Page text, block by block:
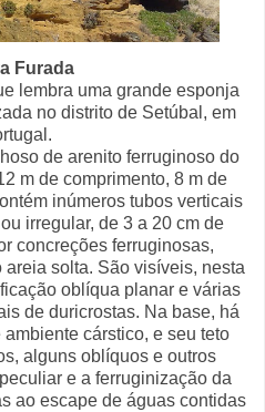
Furada
lembra uma grande esponja
no distrito de Setúbal, em
de arenito ferruginoso do
m de comprimento, 8 m de
inúmeros tubos verticais
irregular, de 3 a 20 cm de
concreções ferruginosas,
solta. São visíveis, nesta
oblíqua planar e várias
de duricrostas. Na base, há
cárstico, e seu teto
alguns oblíquos e outros
e a ferruginização da
ao escape de águas contidas